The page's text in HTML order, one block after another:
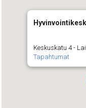
Keskuskatu 4 -
Tapahtumat